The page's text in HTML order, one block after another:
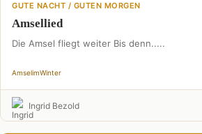
GUTE NACHT / GUTEN MORGEN
Amsellied
Die Amsel fliegt weiter Bis denn.....
AmselimWinter
Ingrid Bezold